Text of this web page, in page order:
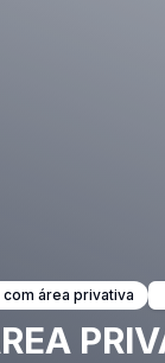
área privativa